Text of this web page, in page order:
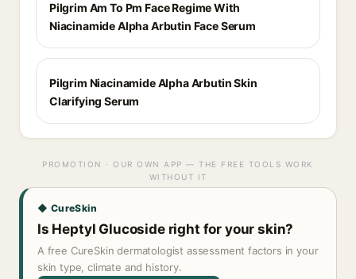
Pilgrim Am To Pm Face Regime With
Niacinamide Alpha Arbutin Face Serum
Pilgrim Niacinamide Alpha Arbutin Skin
Clarifying Serum
PROMOTION · OUR OWN APP — THE FREE TOOLS WORK
WITHOUT IT
◆ CureSkin
Is Heptyl Glucoside right for your skin?
A free CureSkin dermatologist assessment factors in your
skin type, climate and history.